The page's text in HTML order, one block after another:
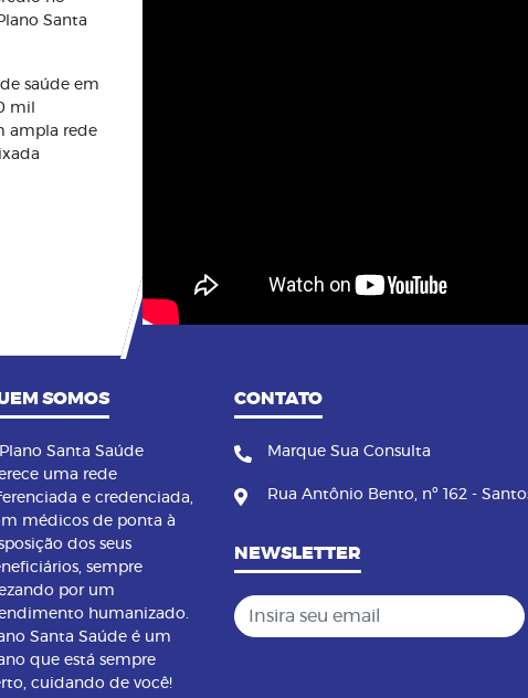
no
saúde em
mil
rede
SOMOS
Santa Saúde
uma rede
e credenciada,
médicos de ponta à
dos seus
sempre
por um
humanizado.
Santa Saúde é um
CONTATO
Marque Sua Consulta
Rua Antônio Bento, nº 162 -
NEWSLETTER